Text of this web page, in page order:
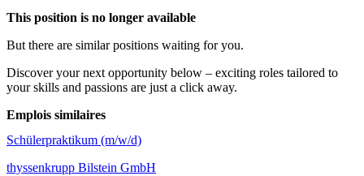
This position is no longer available
But there are similar positions waiting for you.
Discover your next opportunity below – exciting roles tailored to
your skills and passions are just a click away.
Emplois similaires
Schülerpraktikum (m/w/d)
thyssenkrupp Bilstein GmbH